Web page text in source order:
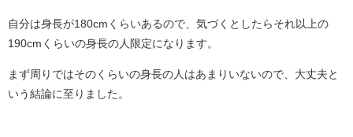
自分は身長が180cmくらいあるので、気づくとしたらそれ以上の
190cmくらいの身長の人限定になります。
まず周りではそのくらいの身長の人はあまりいないので、大丈夫と
いう結論に至りました。